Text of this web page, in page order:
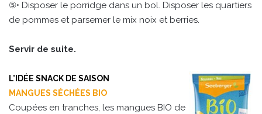
⑤• Disposer le porridge dans un bol. Disposer les quartiers
de pommes et parsemer le mix noix et berries.
Servir de suite.
L’IDÉE SNACK DE SAISON
MANGUES SÉCHÉES BIO
Coupées en tranches, les mangues BIO de